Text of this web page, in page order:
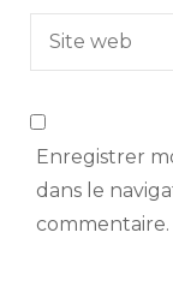
Enregistrer
dans le
commentaire.